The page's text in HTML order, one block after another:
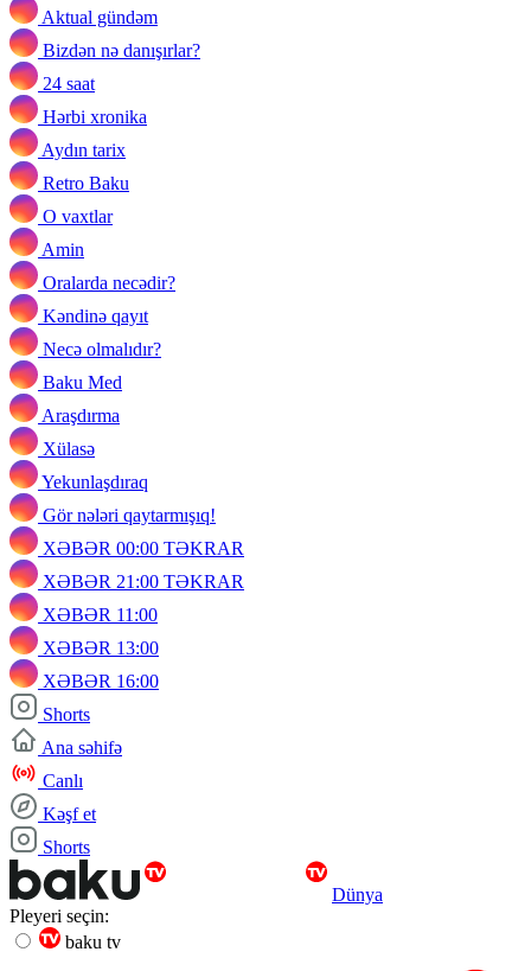
Aktual gündəm
Bizdən nə danışırlar?
24 saat
Hərbi xronika
Aydın tarix
Retro Baku
O vaxtlar
Amin
Oralarda necədir?
Kəndinə qayıt
Necə olmalıdır?
Baku Med
Araşdırma
Xülasə
Yekunlaşdıraq
Gör nələri qaytarmışıq!
XƏBƏR 00:00 TƏKRAR
XƏBƏR 21:00 TƏKRAR
XƏBƏR 11:00
XƏBƏR 13:00
XƏBƏR 16:00
Shorts
Ana səhifə
Canlı
Kəşf et
Shorts
Dünya
Pleyeri seçin:
baku tv